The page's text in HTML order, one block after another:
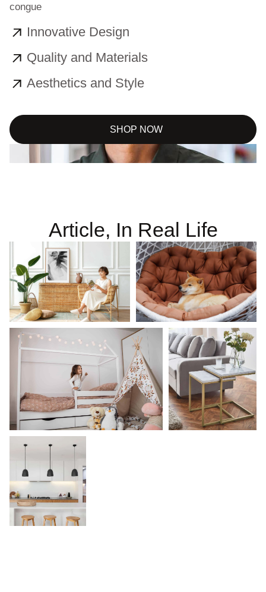
congue
Innovative Design
Quality and Materials
Aesthetics and Style
SHOP NOW
Article, In Real Life